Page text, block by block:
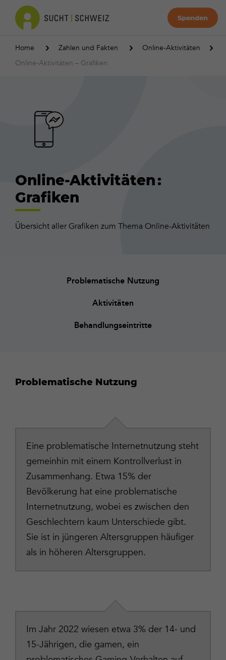
Spenden
Home Zahlen und Fakten
Online-Aktivitäten
Online-Aktivitäten – Grafiken
Online-Aktivitäten :
Grafiken
Übersicht aller Grafiken zum Thema Online-Aktivitäten
Problematische Nutzung
Aktivitäten
Behandlungseintritte
Problematische Nutzung
Eine problematische Internetnutzung steht
gemeinhin mit einem Kontrollverlust in
Zusammenhang. Etwa 15% der
Bevölkerung hat eine problematische
Internetnutzung, wobei es zwischen den
Geschlechtern kaum Unterschiede gibt.
Sie ist in jüngeren Altersgruppen häufiger
als in höheren Altersgruppen.
Im Jahr 2022 wiesen etwa 3% der 14- und
15-Jährigen, die gamen, ein